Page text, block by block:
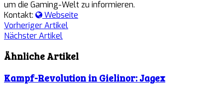
um die Gaming-Welt zu informieren.
Kontakt:
Webseite
Vorheriger Artikel
Nächster Artikel
Ähnliche Artikel
Kampf-Revolution in Gielinor: Jagex